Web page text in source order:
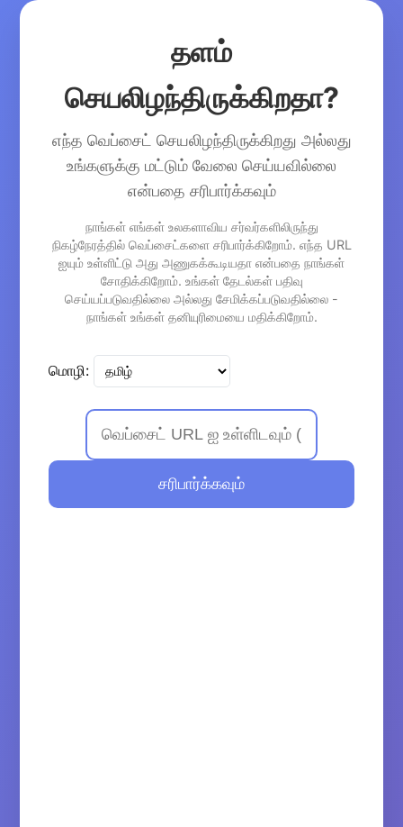
தளம்
செயலிழந்திருக்கிறதா?
எந்த வெப்சைட் செயலிழந்திருக்கிறது அல்லது
உங்களுக்கு மட்டும் வேலை செய்யவில்லை
என்பதை சரிபார்க்கவும்
நாங்கள் எங்கள் உலகளாவிய சர்வர்களிலிருந்து
நிகழ்நேரத்தில் வெப்சைட்களை சரிபார்க்கிறோம். எந்த URL
ஐயும் உள்ளிட்டு அது அணுகக்கூடியதா என்பதை நாங்கள்
சோதிக்கிறோம். உங்கள் தேடல்கள் பதிவு
செய்யப்படுவதில்லை அல்லது சேமிக்கப்படுவதில்லை -
நாங்கள் உங்கள் தனியுரிமையை மதிக்கிறோம்.
மொழி:
சரிபார்க்கவும்